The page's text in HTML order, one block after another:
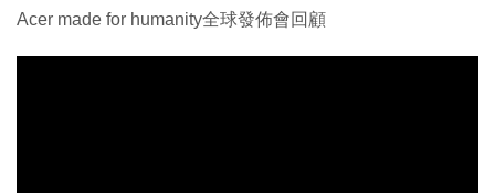
Acer made for humanity全球發佈會回顧